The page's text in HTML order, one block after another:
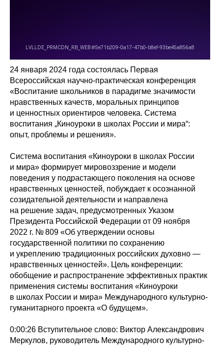
24 января 2024 года состоялась Первая
Всероссийская научно-практическая конференция
«Воспитание школьников в парадигме значимости
нравственных качеств, моральных принципов
и ценностных ориентиров человека. Система
воспитания „Киноуроки в школах России и мира“:
опыт, проблемы и решения».
Система воспитания «Киноуроки в школах России
и мира» формирует мировоззрение и модели
поведения у подрастающего поколения на основе
нравственных ценностей, побуждает к осознанной
созидательной деятельности и направлена
на решение задач, предусмотренных Указом
Президента Российской Федерации от 09 ноября
2022 г. № 809 «Об утверждении основы
государственной политики по сохранению
и укреплению традиционных российских духовно —
нравственных ценностей». Цель конференции:
обобщение и распространение эффективных практик
применения системы воспитания «Киноуроки
в школах России и мира» Международного культурно-
гуманитарного проекта «О будущем».
0:00:26 Вступительное слово: Виктор Александрович
Меркулов, руководитель Международного культурно-